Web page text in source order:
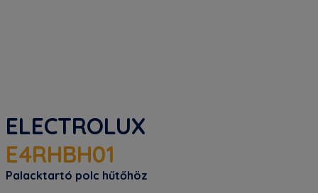
ELECTROLUX
E4RHBH01
Palacktartó polc hűtőhöz